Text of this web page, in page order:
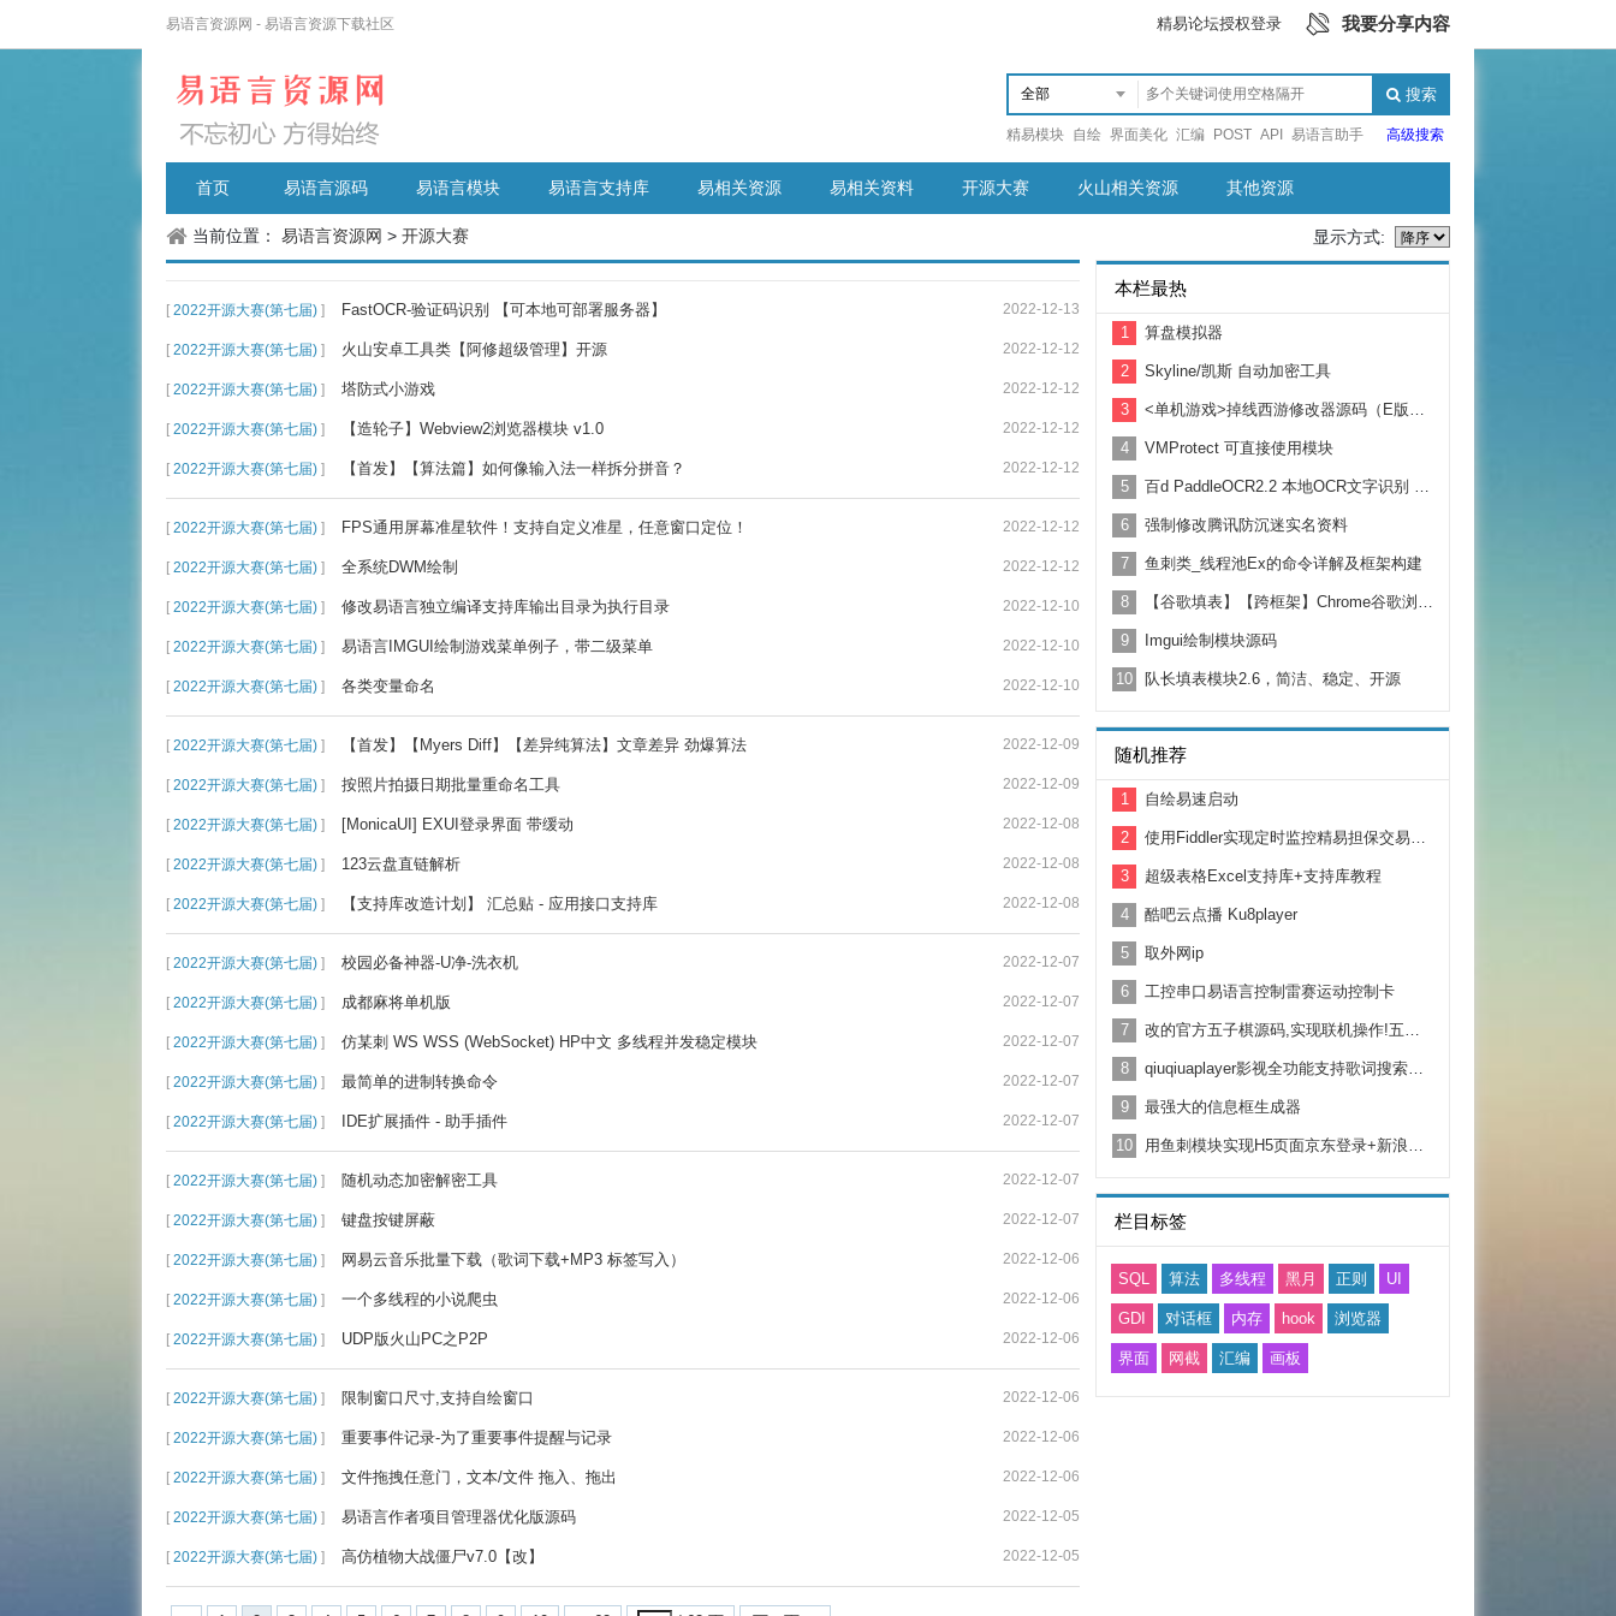
易语言资源网 - 易语言资源下载社区 精易论坛授权登录 我要分享内容
搜索
精易模块 自绘 界面美化 汇编 POST API 易语言助手 高级搜索
首页 易语言源码 易语言模块 易语言支持库 易相关资源 易相关资料 开源大赛 火山相关资源 其他资源
当前位置： 易语言资源网 > 开源大赛 显示方式:
[ 2022开源大赛(第七届) ] FastOCR-验证码识别 【可本地可部署服务器】 2022-12-13
[ 2022开源大赛(第七届) ] 火山安卓工具类【阿修超级管理】开源 2022-12-12
[ 2022开源大赛(第七届) ] 塔防式小游戏 2022-12-12
[ 2022开源大赛(第七届) ] 【造轮子】Webview2浏览器模块 v1.0 2022-12-12
[ 2022开源大赛(第七届) ] 【首发】【算法篇】如何像输入法一样拆分拼音？ 2022-12-12
[ 2022开源大赛(第七届) ] FPS通用屏幕准星软件！支持自定义准星，任意窗口定位！ 2022-12-12
[ 2022开源大赛(第七届) ] 全系统DWM绘制 2022-12-12
[ 2022开源大赛(第七届) ] 修改易语言独立编译支持库输出目录为执行目录 2022-12-10
[ 2022开源大赛(第七届) ] 易语言IMGUI绘制游戏菜单例子，带二级菜单 2022-12-10
[ 2022开源大赛(第七届) ] 各类变量命名 2022-12-10
[ 2022开源大赛(第七届) ] 【首发】【Myers Diff】【差异纯算法】文章差异 劲爆算法 2022-12-09
[ 2022开源大赛(第七届) ] 按照片拍摄日期批量重命名工具 2022-12-09
[ 2022开源大赛(第七届) ] [MonicaUI] EXUI登录界面 带缓动 2022-12-08
[ 2022开源大赛(第七届) ] 123云盘直链解析 2022-12-08
[ 2022开源大赛(第七届) ] 【支持库改造计划】 汇总贴 - 应用接口支持库 2022-12-08
[ 2022开源大赛(第七届) ] 校园必备神器-U净-洗衣机 2022-12-07
[ 2022开源大赛(第七届) ] 成都麻将单机版 2022-12-07
[ 2022开源大赛(第七届) ] 仿某刺 WS WSS (WebSocket) HP中文 多线程并发稳定模块 2022-12-07
[ 2022开源大赛(第七届) ] 最简单的进制转换命令 2022-12-07
[ 2022开源大赛(第七届) ] IDE扩展插件 - 助手插件 2022-12-07
[ 2022开源大赛(第七届) ] 随机动态加密解密工具 2022-12-07
[ 2022开源大赛(第七届) ] 键盘按键屏蔽 2022-12-07
[ 2022开源大赛(第七届) ] 网易云音乐批量下载（歌词下载+MP3 标签写入） 2022-12-06
[ 2022开源大赛(第七届) ] 一个多线程的小说爬虫 2022-12-06
[ 2022开源大赛(第七届) ] UDP版火山PC之P2P 2022-12-06
[ 2022开源大赛(第七届) ] 限制窗口尺寸,支持自绘窗口 2022-12-06
[ 2022开源大赛(第七届) ] 重要事件记录-为了重要事件提醒与记录 2022-12-06
[ 2022开源大赛(第七届) ] 文件拖拽任意门，文本/文件 拖入、拖出 2022-12-06
[ 2022开源大赛(第七届) ] 易语言作者项目管理器优化版源码 2022-12-05
[ 2022开源大赛(第七届) ] 高仿植物大战僵尸v7.0【改】 2022-12-05
本栏最热
1 算盘模拟器
2 Skyline/凯斯 自动加密工具
3 <单机游戏>掉线西游修改器源码（E版本和C版本同时开源）
4 VMProtect 可直接使用模块
5 百d PaddleOCR2.2 本地OCR文字识别 识别度很高
6 强制修改腾讯防沉迷实名资料
7 鱼刺类_线程池Ex的命令详解及框架构建
8 【谷歌填表】【跨框架】Chrome谷歌浏览器外部填表二次开发
9 Imgui绘制模块源码
10 队长填表模块2.6，简洁、稳定、开源
随机推荐
1 自绘易速启动
2 使用Fiddler实现定时监控精易担保交易信息并显示在浏览器页面上
3 超级表格Excel支持库+支持库教程
4 酷吧云点播 Ku8player
5 取外网ip
6 工控串口易语言控制雷赛运动控制卡
7 改的官方五子棋源码,实现联机操作!五子棋服务器,客户Duan
8 qiuqiuaplayer影视全功能支持歌词搜索下载音乐封面模块源代码
9 最强大的信息框生成器
10 用鱼刺模块实现H5页面京东登录+新浪微博登录例子.送给一起学习的新手！
栏目标签
SQL 算法 多线程 黑月 正则 UI
GDI 对话框 内存 hook 浏览器
界面 网截 汇编 画板